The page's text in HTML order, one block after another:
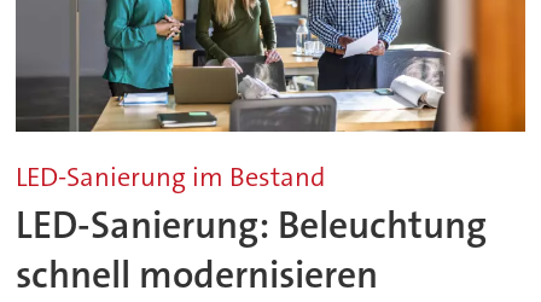
LED-Sanierung im Bestand
LED-Sanierung: Beleuchtung
schnell modernisieren